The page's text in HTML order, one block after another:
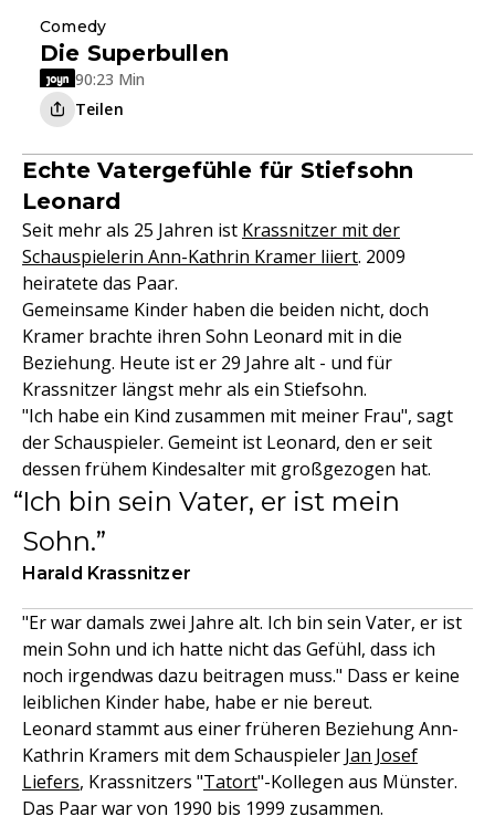
Comedy
Die Superbullen
90:23 Min
Teilen
Echte Vatergefühle für Stiefsohn
Leonard
Seit mehr als 25 Jahren ist Krassnitzer mit der
Schauspielerin Ann-Kathrin Kramer liiert. 2009
heiratete das Paar.
Gemeinsame Kinder haben die beiden nicht, doch
Kramer brachte ihren Sohn Leonard mit in die
Beziehung. Heute ist er 29 Jahre alt - und für
Krassnitzer längst mehr als ein Stiefsohn.
"Ich habe ein Kind zusammen mit meiner Frau", sagt
der Schauspieler. Gemeint ist Leonard, den er seit
dessen frühem Kindesalter mit großgezogen hat.
Ich bin sein Vater, er ist mein
Sohn.
Harald Krassnitzer
"Er war damals zwei Jahre alt. Ich bin sein Vater, er ist
mein Sohn und ich hatte nicht das Gefühl, dass ich
noch irgendwas dazu beitragen muss." Dass er keine
leiblichen Kinder habe, habe er nie bereut.
Leonard stammt aus einer früheren Beziehung Ann-
Kathrin Kramers mit dem Schauspieler Jan Josef
Liefers, Krassnitzers "Tatort"-Kollegen aus Münster.
Das Paar war von 1990 bis 1999 zusammen.